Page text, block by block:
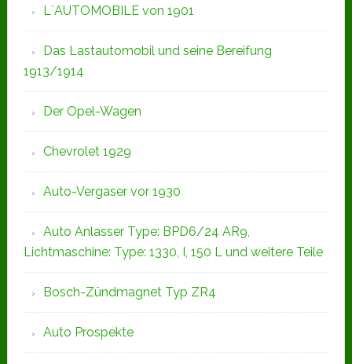
L`AUTOMOBILE von 1901
Das Lastautomobil und seine Bereifung
1913/1914
Der Opel-Wagen
Chevrolet 1929
Auto-Vergaser vor 1930
Auto Anlasser Type: BPD6/24 AR9,
Lichtmaschine: Type: 1330, I, 150 L und weitere Teile
Bosch-Zündmagnet Typ ZR4
Auto Prospekte